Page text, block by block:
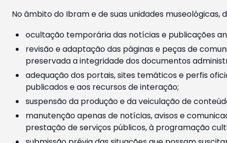
No âmbito do Ibram e de suas unidades
ocultação temporária das notícias e publicações
revisão e adaptação das páginas e peças de
preservada a integridade dos documentos
adequação dos portais, sites temáticos e perfis
publicados e aos recursos de interação;
suspensão da produção e da veiculação de
manutenção apenas de notícias, avisos e
prestação de serviços públicos, à programação